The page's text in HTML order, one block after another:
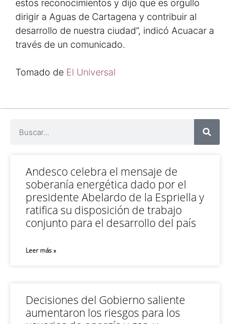
estos reconocimientos y dijo que es orgullo
dirigir a Aguas de Cartagena y contribuir al
desarrollo de nuestra ciudad”, indicó Acuacar a
través de un comunicado.
Tomado de El Universal
Andesco celebra el mensaje de
soberanía energética dado por el
presidente Abelardo de la Espriella y
ratifica su disposición de trabajo
conjunto para el desarrollo del país
Leer más »
Decisiones del Gobierno saliente
aumentaron los riesgos para los